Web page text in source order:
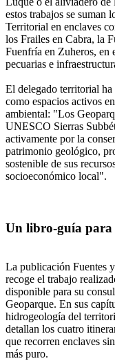
estos trabajos se suman
Territorial en enclaves
los Frailes en Cabra, la
Fuenfría en Zuheros, en
pecuarias e
El delegado territorial ha
como espacios activos
ambiental: "Los
UNESCO Sierras
activamente por la
patrimonio geológico,
sostenible de sus
socioeconómico local".
Un libro-guía para
La publicación Fuentes
recoge el trabajo
disponible para su
Geoparque. En sus
hidrogeología del
detallan los cuatro
que recorren enclaves
más puro.